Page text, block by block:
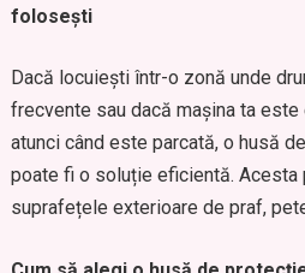
folosești
Dacă locuiești într-o zonă unde
frecvente sau dacă mașina ta
atunci când este parcată, o husă
poate fi o soluție eficientă. Acesta
suprafețele exterioare de praf,